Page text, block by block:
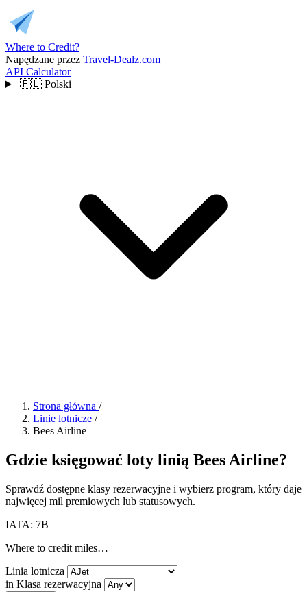
Where to Credit?
Napędzane przez Travel-Dealz.com
API Calculator
🇵🇱 Polski
Strona główna /
Linie lotnicze /
Bees Airline
Gdzie księgować loty linią Bees Airline?
Sprawdź dostępne klasy rezerwacyjne i wybierz program, który daje
najwięcej mil premiowych lub statusowych.
IATA: 7B
Where to credit miles…
Linia lotnicza
in Klasa rezerwacyjna